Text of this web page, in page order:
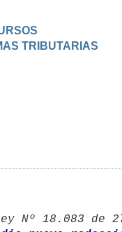
TRIBUTARIAS
Nº 18.083 de